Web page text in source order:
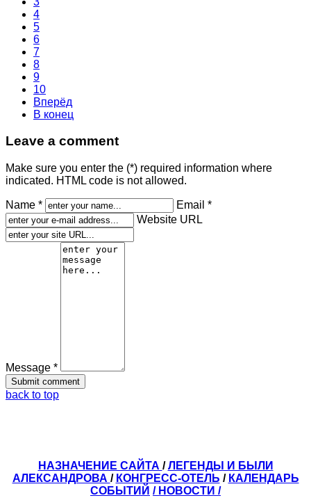
4
5
6
7
8
9
10
Вперёд
В конец
Leave a comment
Make sure you enter the (*) required information where
indicated. HTML code is not allowed.
Name *
Email *
Website URL
Message *
back to top
НАЗНАЧЕНИЕ САЙТА /ЛЕГЕНДЫ И БЫЛИ
АЛЕКСАНДРОВА / КОНГРЕСС-ОТЕЛЬ / КАЛЕНДАРЬ
СОБЫТИЙ / НОВОСТИ /